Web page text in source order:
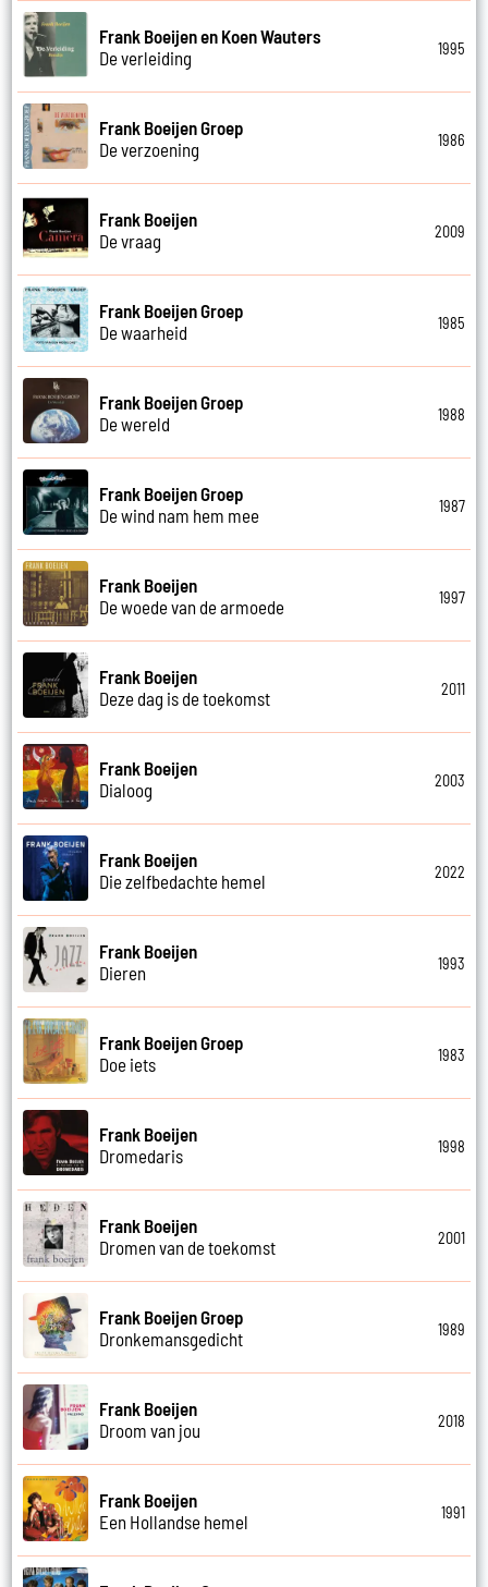
Frank Boeijen en Koen Wauters
De verleiding
1995
Frank Boeijen Groep
De verzoening
1986
Frank Boeijen
De vraag
2009
Frank Boeijen Groep
De waarheid
1985
Frank Boeijen Groep
De wereld
1988
Frank Boeijen Groep
De wind nam hem mee
1987
Frank Boeijen
De woede van de armoede
1997
Frank Boeijen
Deze dag is de toekomst
2011
Frank Boeijen
Dialoog
2003
Frank Boeijen
Die zelfbedachte hemel
2022
Frank Boeijen
Dieren
1993
Frank Boeijen Groep
Doe iets
1983
Frank Boeijen
Dromedaris
1998
Frank Boeijen
Dromen van de toekomst
2001
Frank Boeijen Groep
Dronkemansgedicht
1989
Frank Boeijen
Droom van jou
2018
Frank Boeijen
Een Hollandse hemel
1991